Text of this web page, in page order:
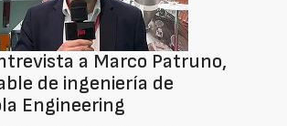
a Marco Patruno,
de ingeniería de
Engineering